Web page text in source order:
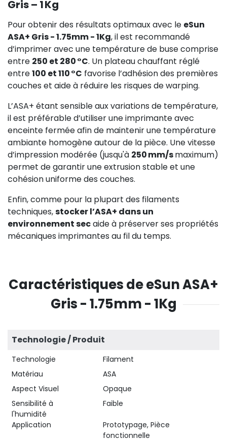
Gris – 1 Kg
Pour obtenir des résultats optimaux avec le eSun
ASA+ Gris - 1.75mm - 1Kg, il est recommandé
d’imprimer avec une température de buse comprise
entre 250 et 280 °C. Un plateau chauffant réglé
entre100 et 110 °C favorise l’adhésion des premières
couches et aide à réduire les risques de warping.
L’ASA+ étant sensible aux variations de température,
il est préférable d’utiliser une imprimante avec
enceinte fermée afin de maintenir une température
ambiante homogène autour de la pièce. Une vitesse
d’impression modérée (jusqu'à 250 mm/smaximum)
permet de garantir une extrusion stable et une
cohésion uniforme des couches.
Enfin, comme pour la plupart des filaments
techniques,stocker l’ASA+ dans un
environnement secaide à préserver ses propriétés
mécaniques imprimantes au fil du temps.
Caractéristiques de eSun ASA+
Gris - 1.75mm - 1Kg
Technologie / Produit
Technologie
Filament
Matériau
ASA
Aspect Visuel
Opaque
Sensibilité à
l'humidité
Faible
Application
Prototypage, Pièce
fonctionnelle